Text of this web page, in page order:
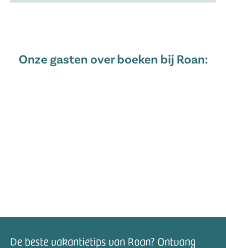
Onze gasten over boeken bij Roan:
De beste vakantietips van Roan? Ontvang